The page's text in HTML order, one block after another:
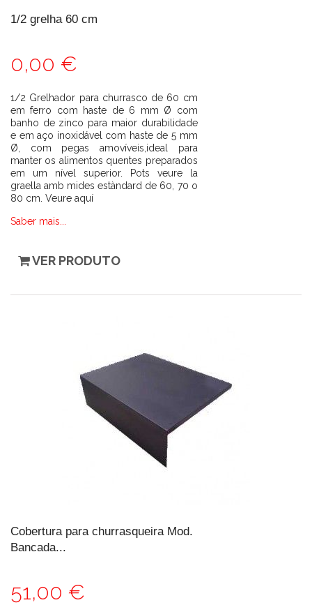
1/2 grelha 60 cm
0,00 €
1/2 Grelhador para churrasco de 60 cm
em ferro com haste de 6 mm Ø com
banho de zinco para maior durabilidade
e em aço inoxidável com haste de 5 mm
Ø, com pegas amovíveis,ideal para
manter os alimentos quentes preparados
em um nível superior. Pots veure la
graella amb mides estàndard de 60, 70 o
80 cm. Veure aquí
Saber mais...
VER PRODUTO
Cobertura para churrasqueira Mod.
Bancada...
51,00 €